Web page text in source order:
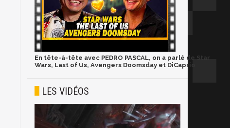
En tête-à-tête avec PEDRO PASCAL, on a parlé de Star
Wars, Last of Us, Avengers Doomsday et DiCaprio
LES VIDÉOS